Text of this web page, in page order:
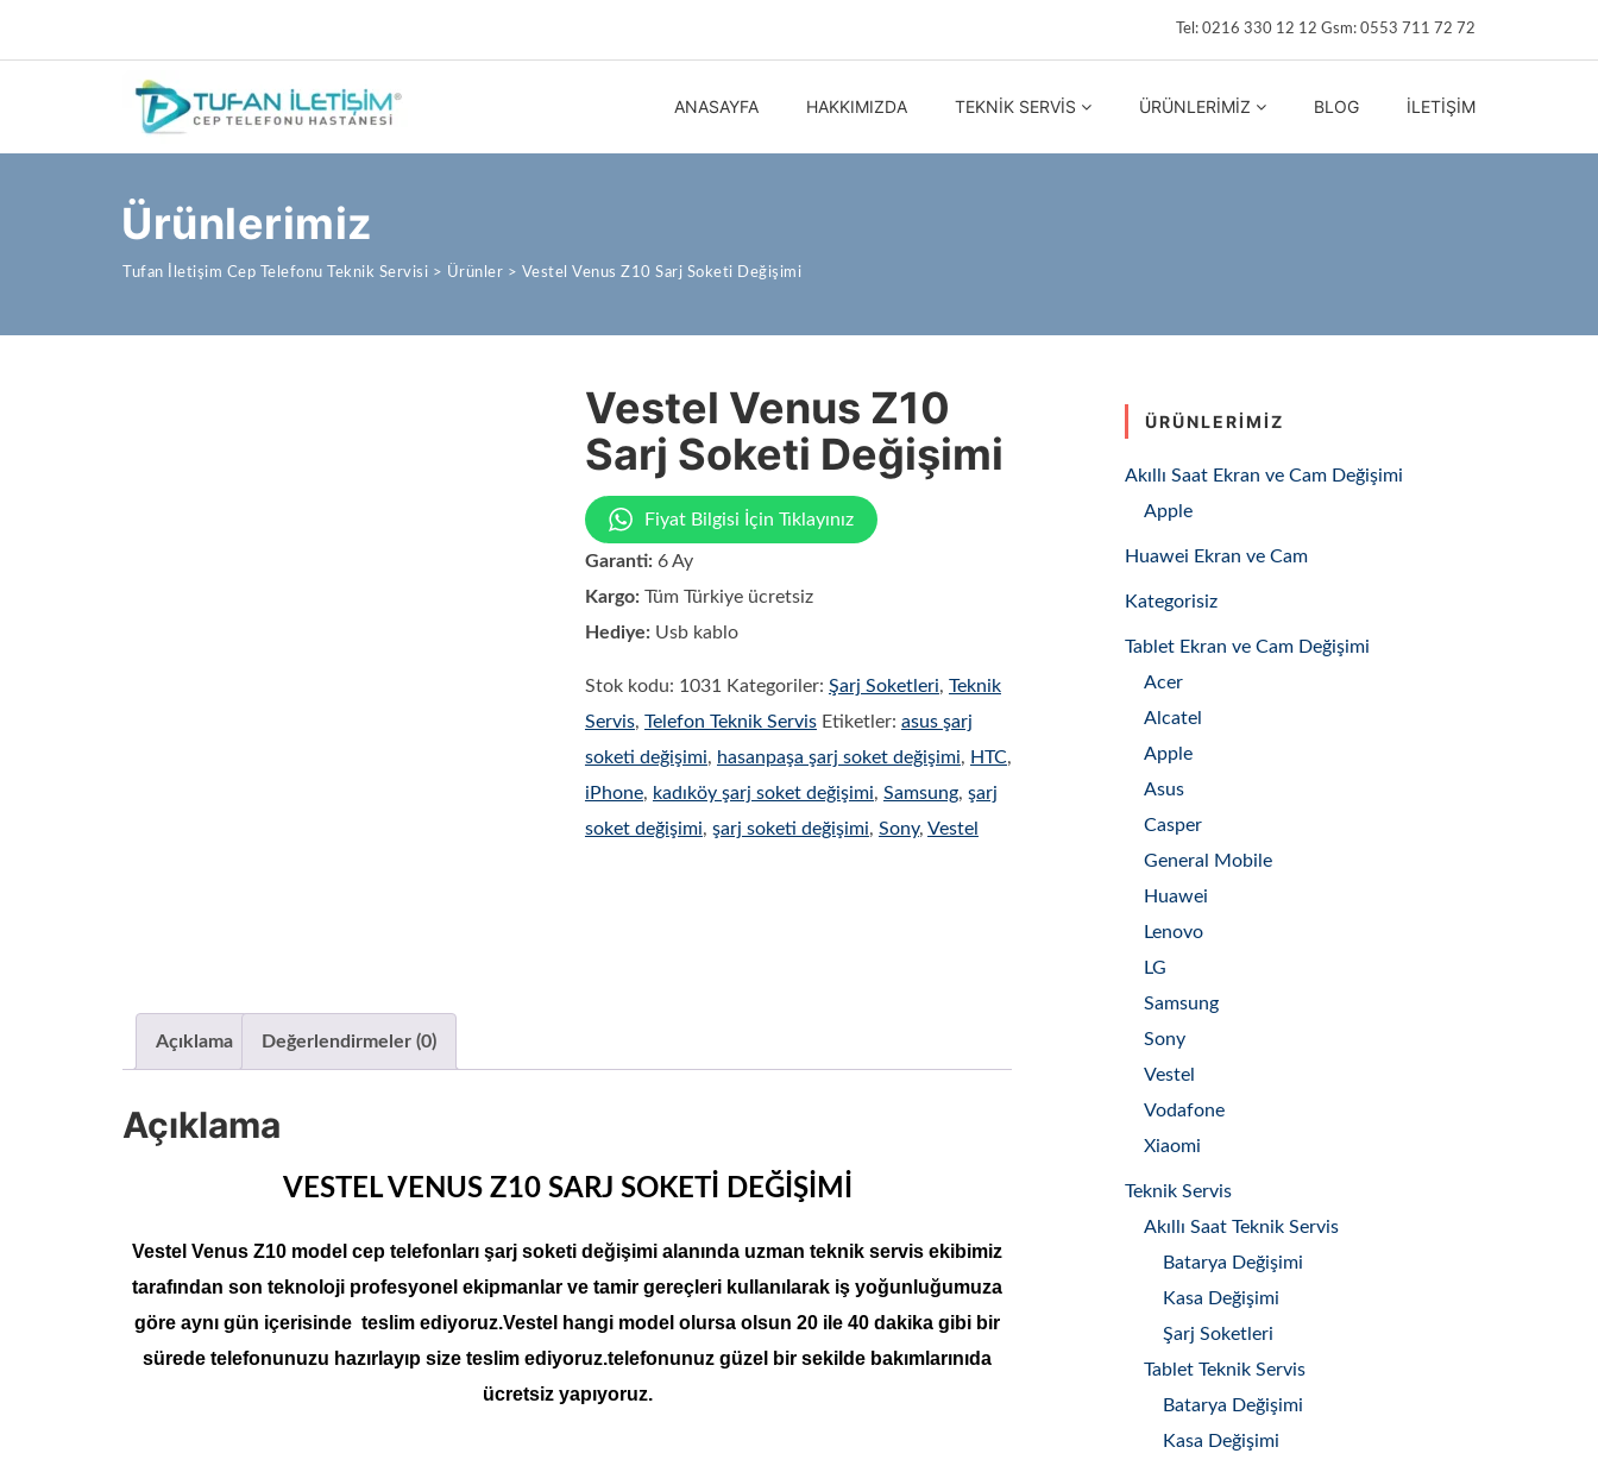
Tel: 0216 330 12 12 Gsm: 0553 711 72 72
ANASAYFA HAKKIMIZDA TEKNIK SERVIS ÜRÜNLERIMIZ BLOG İLETIŞIM
Ürünlerimiz
Tufan İletişim Cep Telefonu Teknik Servisi > Ürünler > Vestel Venus Z10 Sarj Soketi Değişimi
Vestel Venus Z10
Sarj Soketi Değişimi
Fiyat Bilgisi İçin Tıklayınız
Garanti:6 Ay
Kargo:Tüm Türkiye ücretsiz
Hediye:Usb kablo
Stok kodu: 1031 Kategoriler: Şarj Soketleri, Teknik
Servis, Telefon Teknik Servis Etiketler: asus şarj
soketi değişimi, hasanpaşa şarj soket değişimi, HTC,
iPhone, kadıköy şarj soket değişimi, Samsung, şarj
soket değişimi, şarj soketi değişimi, Sony, Vestel
Açıklama Değerlendirmeler (0)
Açıklama
VESTEL VENUS Z10 SARJ SOKETİ DEĞİŞİMİ
Vestel Venus Z10 model cep telefonları şarj soketi değişimi alanında uzman teknik servis ekibimiz
tarafından son teknoloji profesyonel ekipmanlar ve tamir gereçleri kullanılarak iş yoğunluğumuza
göre aynı gün içerisinde teslim ediyoruz.Vestel hangi model olursa olsun 20 ile 40 dakika gibi bir
sürede telefonunuzu hazırlayıp size teslim ediyoruz.telefonunuz güzel bir sekilde bakımlarınıda
ücretsiz yapıyoruz.
ÜRÜNLERIMIZ
Akıllı Saat Ekran ve Cam Değişimi
Apple
Huawei Ekran ve Cam
Kategorisiz
Tablet Ekran ve Cam Değişimi
Acer
Alcatel
Apple
Asus
Casper
General Mobile
Huawei
Lenovo
LG
Samsung
Sony
Vestel
Vodafone
Xiaomi
Teknik Servis
Akıllı Saat Teknik Servis
Batarya Değişimi
Kasa Değişimi
Şarj Soketleri
Tablet Teknik Servis
Batarya Değişimi
Kasa Değişimi